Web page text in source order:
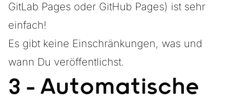
GitLab Pages oder GitHub Pages) ist sehr
einfach!
Es gibt keine Einschränkungen, was und
wann Du veröffentlichst.
3 - Automatische